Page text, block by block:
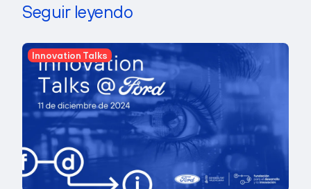
Seguir leyendo
Innovation Talks